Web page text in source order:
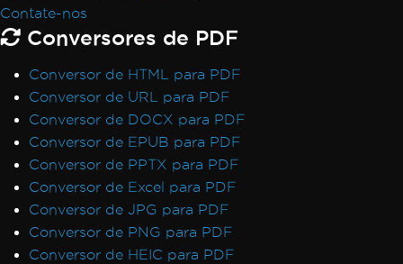
Contate-nos
Conversores de PDF
Conversor de HTML para PDF
Conversor de URL para PDF
Conversor de DOCX para PDF
Conversor de EPUB para PDF
Conversor de PPTX para PDF
Conversor de Excel para PDF
Conversor de JPG para PDF
Conversor de PNG para PDF
Conversor de HEIC para PDF